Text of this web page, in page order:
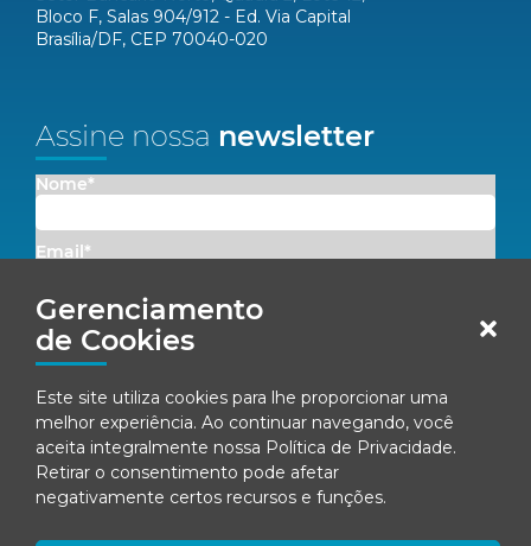
Gerenciamento
de Cookies
Este site utiliza cookies para lhe proporcionar uma
melhor experiência. Ao continuar navegando, você
aceita integralmente nossa Política de Privacidade.
Retirar o consentimento pode afetar
negativamente certos recursos e funções.
Bloco F, Salas 904/912 - Ed. Via Capital
Brasília/DF, CEP 70040-020
Assine nossa newsletter
Nome*
Email*
Concordo em receber comunicações da Fenacon.
Ao se inscrever, você concorda com nossaPolítica de Privacidade